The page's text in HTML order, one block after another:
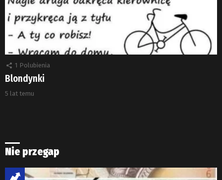
1 Polubienia
Blondynki
5 lat temu
Nie przegap